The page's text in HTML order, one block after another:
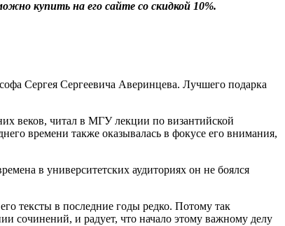
купить на его сайте со скидкой 10%.
Сергея Сергеевича Аверинцева. Лучшего подарка
веков, читал в МГУ лекции по византийской
времени также оказывалась в фокусе его внимания,
в университетских аудиториях он не боялся
тексты в последние годы редко. Потому так
сочинений, и радует, что начало этому важному делу